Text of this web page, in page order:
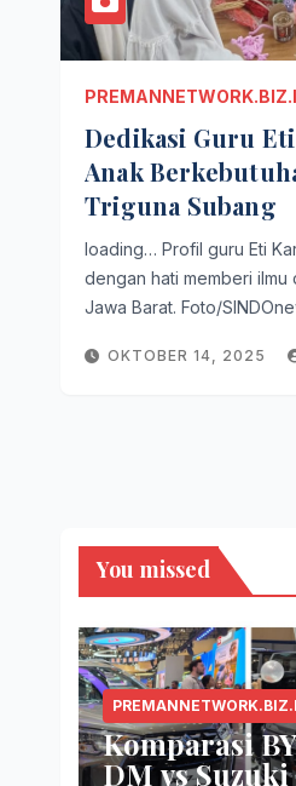
Dedikasi Guru
Anak
Triguna Subang
loading… Profil guru Eti
dengan hati memberi ilmu
Jawa Barat. Foto/
OKTOBER 14, 2025
You missed
Komparasi
DM vs Suzuki